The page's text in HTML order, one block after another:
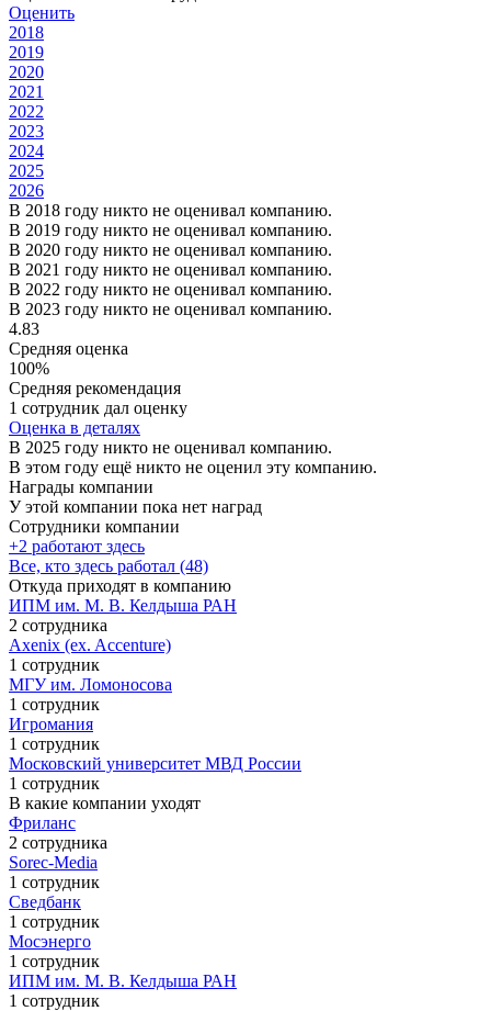
Оценить
2018
2019
2020
2021
2022
2023
2024
2025
2026
В 2018 году никто не оценивал компанию.
В 2019 году никто не оценивал компанию.
В 2020 году никто не оценивал компанию.
В 2021 году никто не оценивал компанию.
В 2022 году никто не оценивал компанию.
В 2023 году никто не оценивал компанию.
4.83
Средняя оценка
100%
Средняя рекомендация
1 сотрудник дал оценку
Оценка в деталях
В 2025 году никто не оценивал компанию.
В этом году ещё никто не оценил эту компанию.
Награды компании
У этой компании пока нет наград
Сотрудники компании
+2 работают здесь
Все, кто здесь работал (48)
Откуда приходят в компанию
ИПМ им. М. В. Келдыша РАН
2 сотрудника
Axenix (ex. Accenture)
1 сотрудник
МГУ им. Ломоносова
1 сотрудник
Игромания
1 сотрудник
Московский университет МВД России
1 сотрудник
В какие компании уходят
Фриланс
2 сотрудника
Sorec-Media
1 сотрудник
Сведбанк
1 сотрудник
Мосэнерго
1 сотрудник
ИПМ им. М. В. Келдыша РАН
1 сотрудник